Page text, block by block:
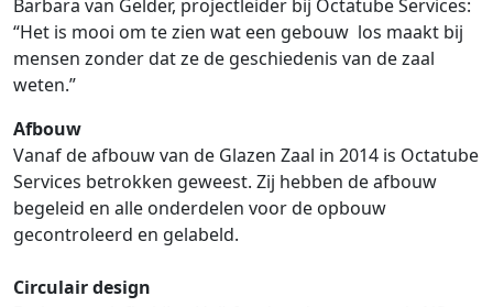
Barbara van Gelder, projectleider bij Octatube Services:
“Het is mooi om te zien wat een gebouw los maakt bij
mensen zonder dat ze de geschiedenis van de zaal
weten.”
Afbouw
Vanaf de afbouw van de Glazen Zaal in 2014 is Octatube
Services betrokken geweest. Zij hebben de afbouw
begeleid en alle onderdelen voor de opbouw
gecontroleerd en gelabeld.
Circulair design